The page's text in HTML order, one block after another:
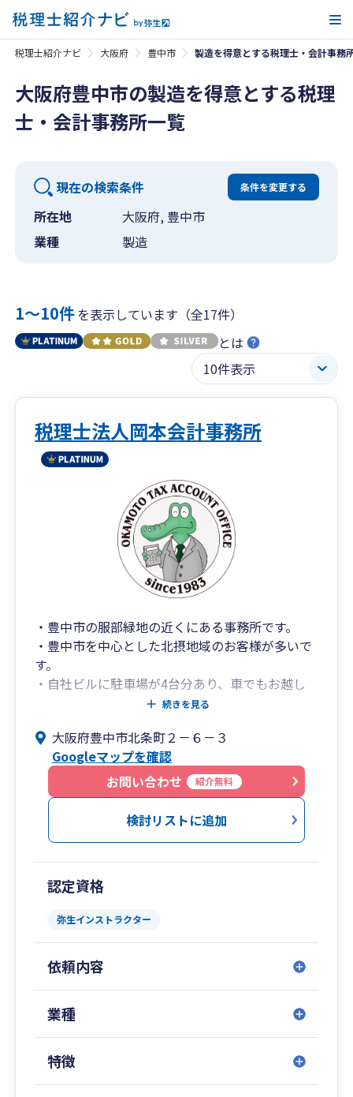
税理士紹介ナビ 大阪府 豊中市 製造を得意とする税理士・会計事務
大阪府豊中市の製造を得意とする税理
士・会計事務所一覧
現在の検索条件 条件を変更する
所在地
大阪府, 豊中市
業種
製造
1〜10件を表示しています（全17件）
とは
税理士法人岡本会計事務所
・豊中市の服部緑地の近くにある事務所です。
・豊中市を中心とした北摂地域のお客様が多いで
す。
・自社ビルに駐車場が4台分あり、車でもお越し
問題、助成金の手続きについてもワンストップで
対応できます。
（社会保険等は提携の社労士法人によるサービス
です）
・DXやクラウド会計を積極的に導入しています。
続きを見る
大阪府豊中市北条町２－６－３
Googleマップを確認
お問い合わせ
紹介無料
検討リストに追加
認定資格
弥生インストラクター
依頼内容
業種
特徴